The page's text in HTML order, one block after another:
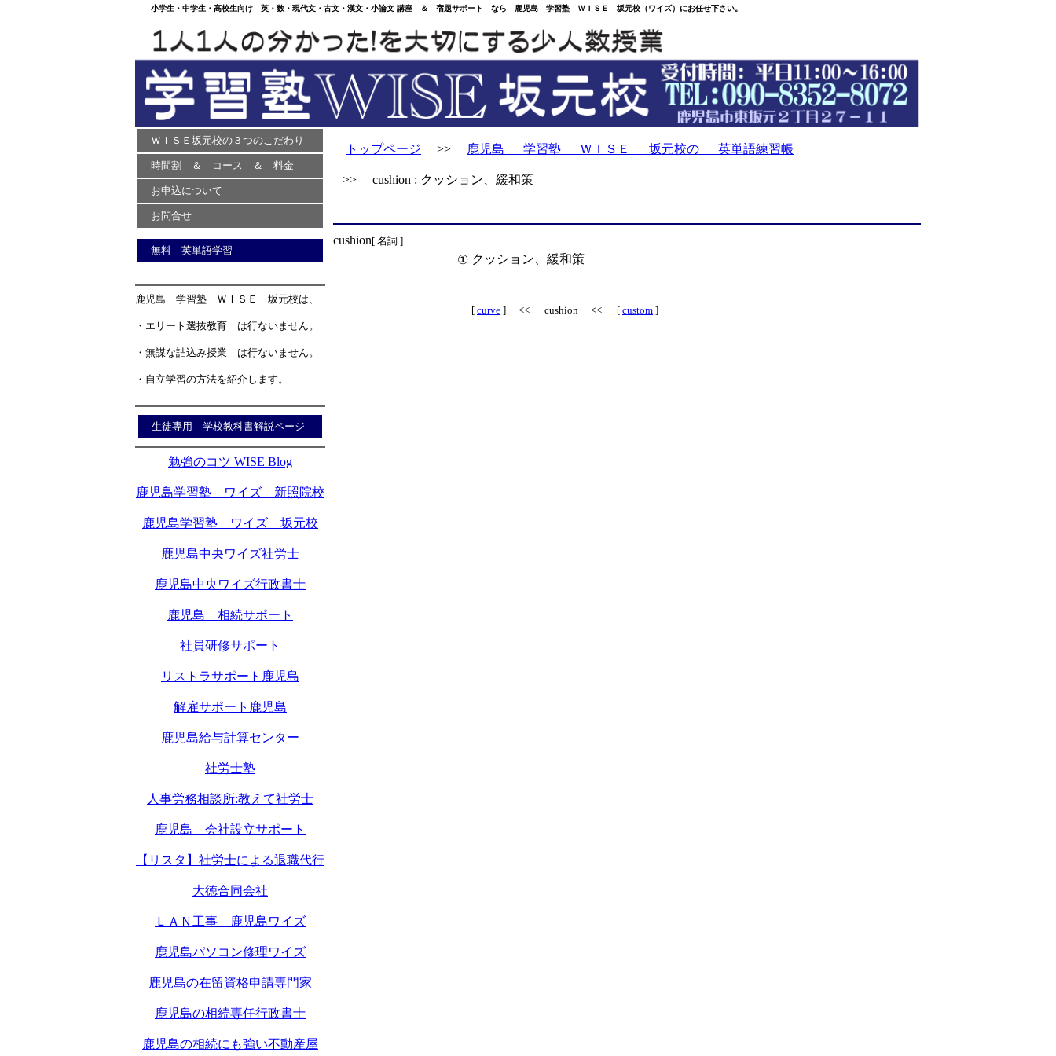
小学生・中学生・高校生向け 英・数・現代文・古文・漢文・小論文 講座 ＆ 宿題サポート なら 鹿児島 学習塾 ＷＩＳＥ 坂元校（ワイズ）にお任せ下さい。
ＷＩＳＥ坂元校の３つのこだわり
時間割 ＆ コース ＆ 料金
お申込について
お問合せ
無料 英単語学習
鹿児島 学習塾 ＷＩＳＥ 坂元校は、
・エリート選抜教育 は行ないません。
・無謀な詰込み授業 は行ないません。
・自立学習の方法を紹介します。
生徒専用 学校教科書解説ページ
勉強のコツ WISE Blog
鹿児島学習塾 ワイズ 新照院校
鹿児島学習塾 ワイズ 坂元校
鹿児島中央ワイズ社労士
鹿児島中央ワイズ行政書士
鹿児島 相続サポート
社員研修サポート
リストラサポート鹿児島
解雇サポート鹿児島
鹿児島給与計算センター
社労士塾
人事労務相談所:教えて社労士
鹿児島 会社設立サポート
【リスタ】社労士による退職代行
大徳合同会社
ＬＡＮ工事 鹿児島ワイズ
鹿児島パソコン修理ワイズ
鹿児島の在留資格申請専門家
鹿児島の相続専任行政書士
鹿児島の相続にも強い不動産屋
トップページ >> 鹿児島 学習塾 ＷＩＳＥ 坂元校の 英単語練習帳
>> cushion : クッション、緩和策
cushion[ 名詞 ]
① クッション、緩和策
[ curve ] << cushion << [ custom ]